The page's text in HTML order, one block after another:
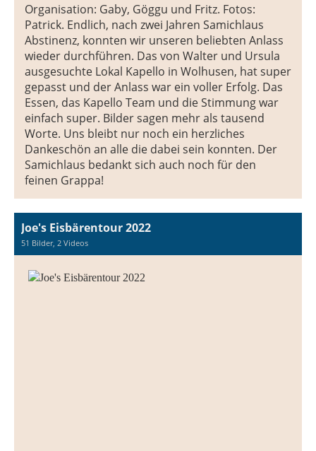
Organisation: Gaby, Göggu und Fritz. Fotos:
Patrick. Endlich, nach zwei Jahren Samichlaus
Abstinenz, konnten wir unseren beliebten Anlass
wieder durchführen. Das von Walter und Ursula
ausgesuchte Lokal Kapello in Wolhusen, hat super
gepasst und der Anlass war ein voller Erfolg. Das
Essen, das Kapello Team und die Stimmung war
einfach super. Bilder sagen mehr als tausend
Worte. Uns bleibt nur noch ein herzliches
Dankeschön an alle die dabei sein konnten. Der
Samichlaus bedankt sich auch noch für den
feinen Grappa!
Joe's Eisbärentour 2022
51 Bilder, 2 Videos